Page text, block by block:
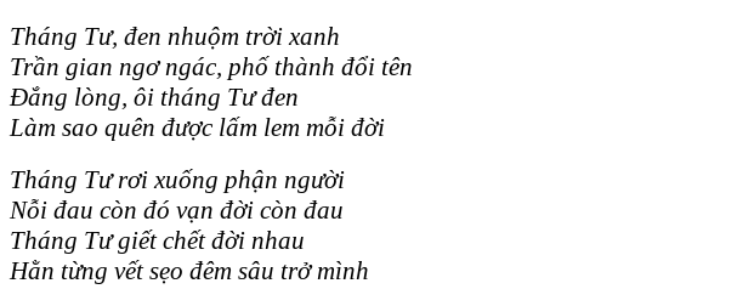
Tháng Tư, đen nhuộm trời xanh
Trần gian ngơ ngác, phố thành đổi tên
Đắng lòng, ôi tháng Tư đen
Làm sao quên được lấm lem mỗi đời
Tháng Tư rơi xuống phận người
Nỗi đau còn đó vạn đời còn đau
Tháng Tư giết chết đời nhau
Hằn từng vết sẹo đêm sâu trở mình